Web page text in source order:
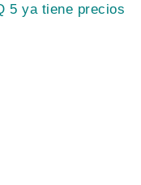
5 ya tiene precios